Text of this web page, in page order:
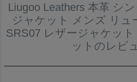
Liugoo Leathers 本革 シ
ジャケット メンズ リュ
SRS07 レザージャケッ
ットのレビ